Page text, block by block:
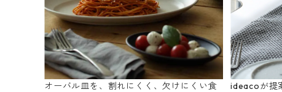
オーバル皿を、割れにくく、欠けにくい食
ideacoが提